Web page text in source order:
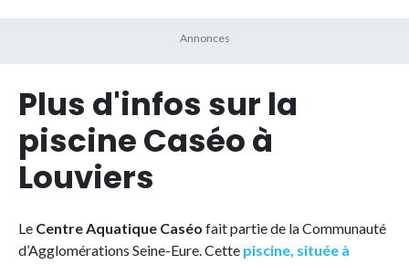
Plus d'infos sur la
piscine Caséo à
Louviers
Le Centre Aquatique Caséo fait partie de la Communauté
d’Agglomérations Seine-Eure. Cette piscine, située à